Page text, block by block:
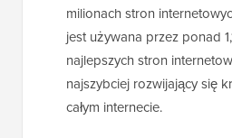
milionach stron
jest używana przez ponad
najlepszych stron
najszybciej rozwijający się
całym internecie.